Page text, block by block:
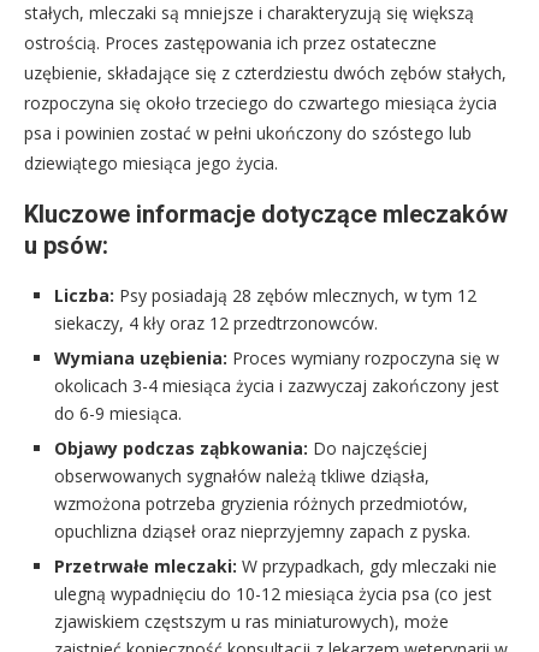
stałych, mleczaki są mniejsze i charakteryzują się większą
ostrością. Proces zastępowania ich przez ostateczne
uzębienie, składające się z czterdziestu dwóch zębów stałych,
rozpoczyna się około trzeciego do czwartego miesiąca życia
psa i powinien zostać w pełni ukończony do szóstego lub
dziewiątego miesiąca jego życia.
Kluczowe informacje dotyczące mleczaków
u psów:
Liczba: Psy posiadają 28 zębów mlecznych, w tym 12
siekaczy, 4 kły oraz 12 przedtrzonowców.
Wymiana uzębienia: Proces wymiany rozpoczyna się w
okolicach 3-4 miesiąca życia i zazwyczaj zakończony jest
do 6-9 miesiąca.
Objawy podczas ząbkowania: Do najczęściej
obserwowanych sygnałów należą tkliwe dziąsła,
wzmożona potrzeba gryzienia różnych przedmiotów,
opuchlizna dziąseł oraz nieprzyjemny zapach z pyska.
Przetrwałe mleczaki: W przypadkach, gdy mleczaki nie
ulegną wypadnięciu do 10-12 miesiąca życia psa (co jest
zjawiskiem częstszym u ras miniaturowych), może